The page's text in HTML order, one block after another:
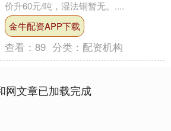
价升60元/吨，湿法铜暂无。....
金牛配资APP下载
查看：89 分类： 配资机构
网文章已加载完成